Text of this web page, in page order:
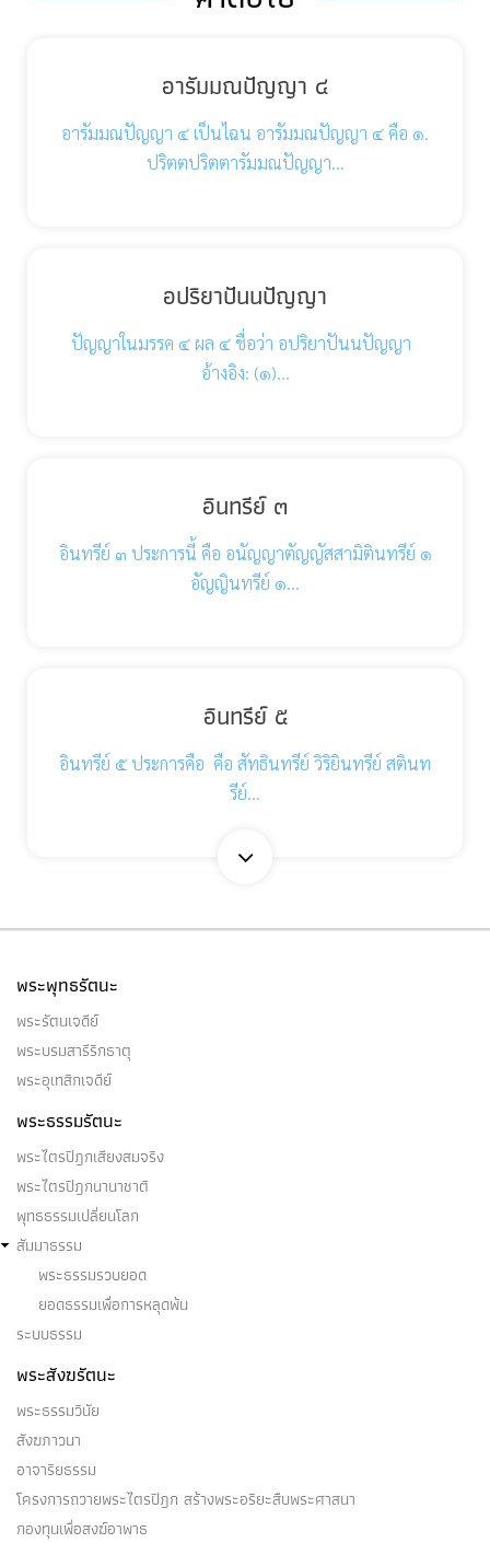
อารัมมณปัญญา ๔
อารัมมณปัญญา ๔ เป็นไฉน อารัมมณปัญญา ๔ คือ ๑.
ปริตตปริตตารัมมณปัญญา…
อปริยาปันนปัญญา
ปัญญาในมรรค ๔ ผล ๔ ชื่อว่า อปริยาปันนปัญญา
อ้างอิง: (๑)…
อินทรีย์ ๓
อินทรีย์ ๓ ประการนี้ คือ อนัญญาตัญญัสสามิตินทรีย์ ๑
อัญญินทรีย์ ๑…
อินทรีย์ ๕
อินทรีย์ ๕ ประการคือ คือ สัทธินทรีย์ วิริยินทรีย์ สตินท
รีย์…
อากาศธาตุ
อากาศธาตุ เป็นไฉน (๑) อากาศธาตุมี ๒ อย่าง คือ
อุปหัจจปรินิพพายี
อุปหัจจปรินิพพายีคือ อริยบุคคล ระดับ อนาคามี -
พระพุทธรัตนะ
พระรัตนเจดีย์
พระบรมสารีริกธาตุ
พระอุเทสิกเจดีย์
พระธรรมรัตนะ
พระไตรปิฎกเสียงสมจริง
พระไตรปิฎกนานาชาติ
พุทธธรรมเปลี่ยนโลก
สัมมาธรรม
พระธรรมรวบยอด
ยอดธรรมเพื่อการหลุดพ้น
ระบบธรรม
พระสังฆรัตนะ
พระธรรมวินัย
สังฆภาวนา
อาจาริยธรรม
โครงการถวายพระไตรปิฎก สร้างพระอริยะสืบพระศาสนา
กองทุนเพื่อสงฆ์อาพาธ